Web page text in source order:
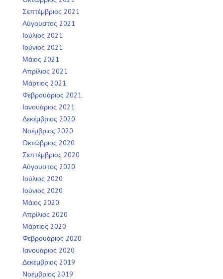
Σεπτέμβριος 2021
Αύγουστος 2021
Ιούλιος 2021
Ιούνιος 2021
Μάιος 2021
Απρίλιος 2021
Μάρτιος 2021
Φεβρουάριος 2021
Ιανουάριος 2021
Δεκέμβριος 2020
Νοέμβριος 2020
Οκτώβριος 2020
Σεπτέμβριος 2020
Αύγουστος 2020
Ιούλιος 2020
Ιούνιος 2020
Μάιος 2020
Απρίλιος 2020
Μάρτιος 2020
Φεβρουάριος 2020
Ιανουάριος 2020
Δεκέμβριος 2019
Νοέμβριος 2019